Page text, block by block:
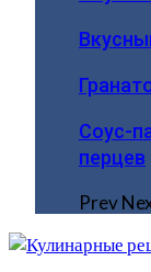
Соус-
перцев
Prev